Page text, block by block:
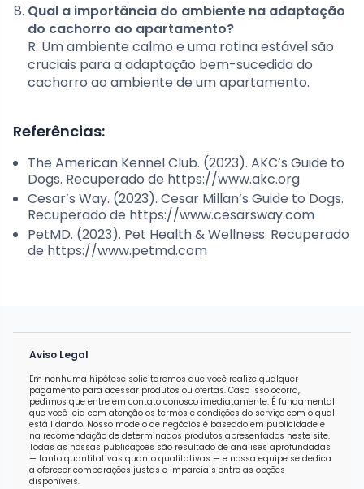
Qual a importância do ambiente na adaptação
do cachorro ao apartamento?
R: Um ambiente calmo e uma rotina estável são
cruciais para a adaptação bem-sucedida do
cachorro ao ambiente de um apartamento.
Referências:
The American Kennel Club. (2023). AKC’s Guide to
Dogs. Recuperado de https://www.akc.org
Cesar’s Way. (2023). Cesar Millan’s Guide to Dogs.
Recuperado de https://www.cesarsway.com
PetMD. (2023). Pet Health & Wellness. Recuperado
de https://www.petmd.com
Aviso Legal
Em nenhuma hipótese solicitaremos que você realize qualquer
pagamento para acessar produtos ou ofertas. Caso isso ocorra,
pedimos que entre em contato conosco imediatamente. É fundamental
que você leia com atenção os termos e condições do serviço com o qual
está lidando. Nosso modelo de negócios é baseado em publicidade e
na recomendação de determinados produtos apresentados neste site.
Todas as nossas publicações são resultado de análises aprofundadas
— tanto quantitativas quanto qualitativas — e nossa equipe se dedica
a oferecer comparações justas e imparciais entre as opções
disponíveis.